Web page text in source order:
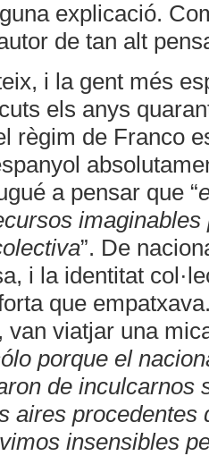
explicació.
de tan alt
i la gent més
els anys
règim de Franco
a pensar que “
”. De
i la identitat
que
van viatjar una
porque el
de inculcarnos
aires procedentes
insensibles